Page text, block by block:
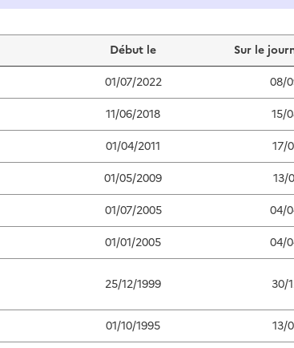
Début le
Sur le
01/07/2022
08/
11/06/2018
15/
01/04/2011
17/
01/05/2009
13/
01/07/2005
04/
01/01/2005 04/
25/12/1999 30/
01/10/1995
13/